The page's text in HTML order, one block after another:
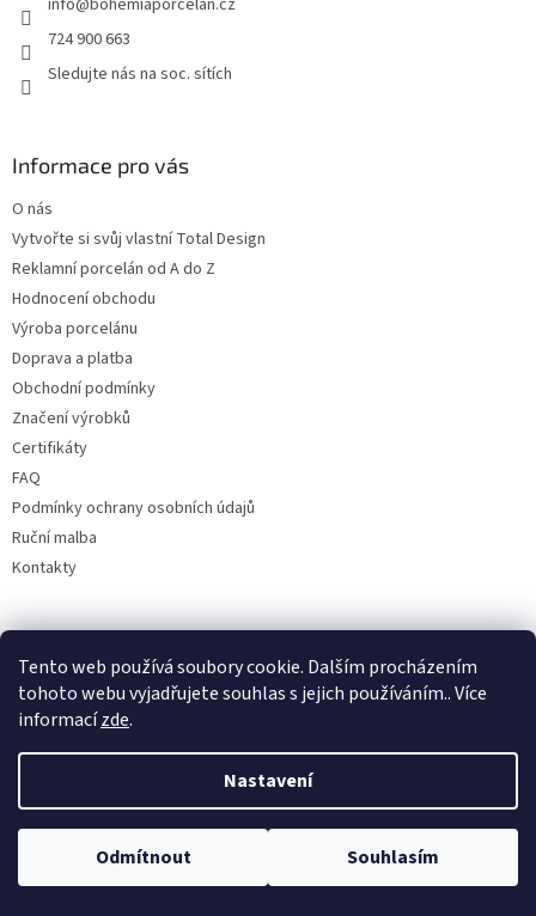
Tento web používá soubory cookie. Dalším procházením
tohoto webu vyjadřujete souhlas s jejich používáním.. Více
informacízde.
Nastavení
Odmítnout Souhlasím
info@bohemiaporcelan.cz
724 900 663
Sledujte nás na soc. sítích
Informace pro vás
O nás
Vytvořte si svůj vlastní Total Design
Reklamní porcelán od A do Z
Hodnocení obchodu
Výroba porcelánu
Doprava a platba
Obchodní podmínky
Značení výrobků
Certifikáty
FAQ
Podmínky ochrany osobních údajů
Ruční malba
Kontakty
Facebook
Copyright 2026Bohemia porcelán 1987 . Všechna práva vyhrazena.